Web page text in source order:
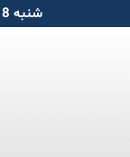
شنبه 8 آگوست 2026